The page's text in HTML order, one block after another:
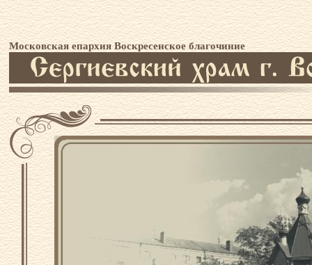
Московская епархия Воскресенское благочиние